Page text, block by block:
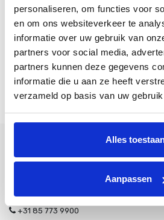
personaliseren, om functies voor
en om ons websiteverkeer te
informatie over uw gebruik van
partners voor social media,
partners kunnen deze gegevens
informatie die u aan ze heeft
verzameld op basis van uw
Alles
Aanpassen
€2.759,95
[85000005] Infrarood sauna
+31 85 773 9900